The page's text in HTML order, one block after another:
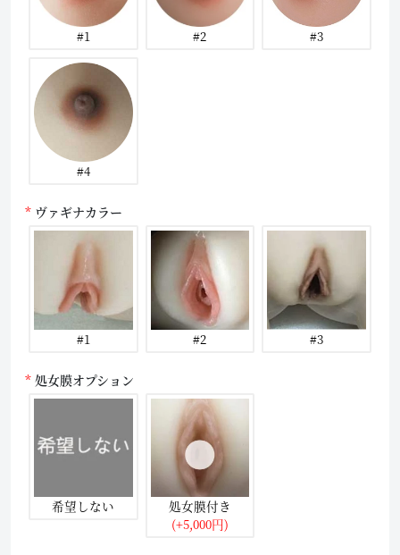
#1 #2 #3
#4
ヴァギナカラー
#1 #2 #3
処女膜オプション
希望しない
処女膜付き
(+5,000円)